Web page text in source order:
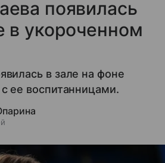
появилась
в укороченном
в зале на фоне
ее воспитанницами.